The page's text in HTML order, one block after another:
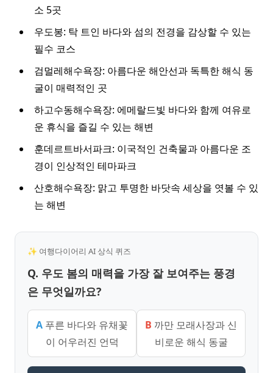
소 5곳
우도봉: 탁 트인 바다와 섬의 전경을 감상할 수 있는
필수 코스
검멀레해수욕장: 아름다운 해안선과 독특한 해식 동
굴이 매력적인 곳
하고수동해수욕장: 에메랄드빛 바다와 함께 여유로
운 휴식을 즐길 수 있는 해변
훈데르트바서파크: 이국적인 건축물과 아름다운 조
경이 인상적인 테마파크
산호해수욕장: 맑고 투명한 바닷속 세상을 엿볼 수 있
는 해변
✨ 여행다이어리 AI 상식 퀴즈
Q. 우도 봄의 매력을 가장 잘 보여주는 풍경
은 무엇일까요?
A 푸른 바다와 유채꽃
이 어우러진 언덕
B 까만 모래사장과 신
비로운 해식 동굴